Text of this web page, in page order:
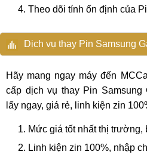
Theo dõi tính ổn định của
Dịch vụ thay Pin Samsung
Hãy mang ngay máy đến
cấp dịch vụ thay Pin Samsung
lấy ngay, giá rẻ, linh kiện zin
Mức giá tốt nhất thị trường,
Linh kiện zin 100%, nhập